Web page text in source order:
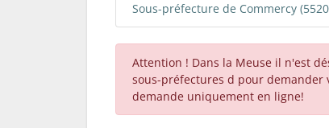
Sous-préfecture de Commercy
Attention ! Dans la Meuse il n'est
sous-préfectures d pour demander
demande uniquement en ligne!